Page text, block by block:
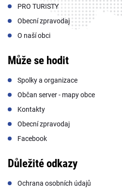
PRO TURISTY
Obecní zpravodaj
O naší obci
Může se hodit
Spolky a organizace
Občan server - mapy obce
Kontakty
Obecní zpravodaj
Facebook
Důležité odkazy
Ochrana osobních údajů